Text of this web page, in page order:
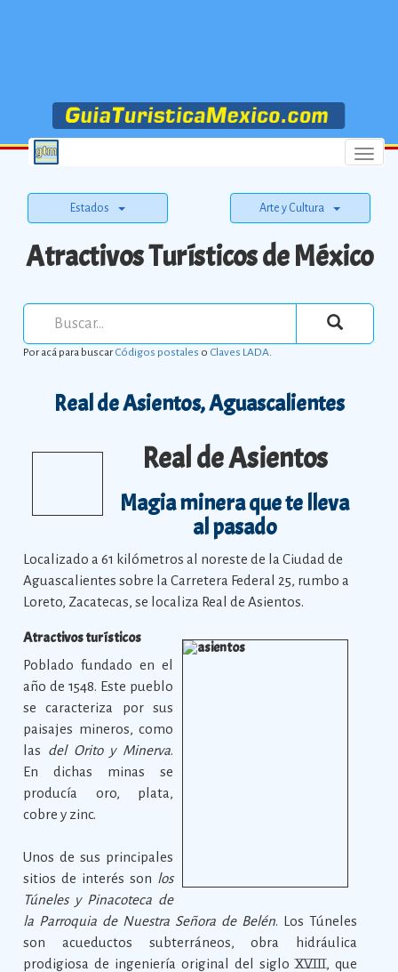
Menu
Estados Arte y Cultura
Atractivos Turísticos de México
Por acá para buscarCódigos postales o Claves LADA.
Real de Asientos, Aguascalientes
Real de Asientos
Magia minera que te lleva
al pasado
Localizado a 61 kilómetros al noreste de la Ciudad de
Aguascalientes sobre la Carretera Federal 25, rumbo a
Loreto, Zacatecas, se localiza Real de Asientos.
Atractivos turísticos
Poblado fundado en el
año de 1548. Este pueblo
se caracteriza por sus
paisajes mineros, como
las del Orito y Minerva.
En dichas minas se
producía oro, plata,
cobre y zinc.
Unos de sus principales
sitios de interés son los
Túneles y Pinacoteca de
la Parroquia de Nuestra Señora de Belén. Los Túneles
son acueductos subterráneos, obra hidráulica
prodigiosa de ingeniería original del siglo XVIII, que